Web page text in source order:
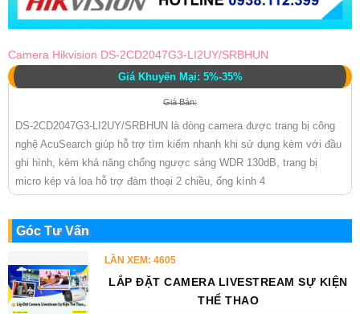
Camera Hikvision DS-2CD2047G3-LI2UY/SRBHUN
Giá Khuyến Mại: 5%-35%
Giá Bán:
DS-2CD2047G3-LI2UY/SRBHUN là dòng camera được trang bị công
nghệ AcuSearch giúp hỗ trợ tìm kiếm nhanh khi sử dụng kèm với đầu
ghi hình, kèm khả năng chống ngược sáng WDR 130dB, trang bị
micro kép và loa hỗ trợ đàm thoại 2 chiều, ống kính 4
Góc Tư Vấn
LẦN XEM: 4605
LẮP ĐẶT CAMERA LIVESTREAM SỰ KIỆN
THỂ THAO